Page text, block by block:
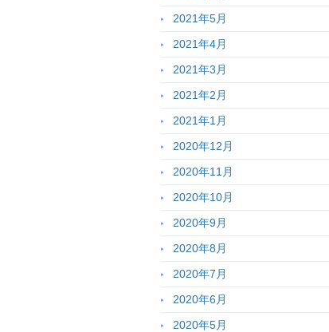
2021年5月
2021年4月
2021年3月
2021年2月
2021年1月
2020年12月
2020年11月
2020年10月
2020年9月
2020年8月
2020年7月
2020年6月
2020年5月